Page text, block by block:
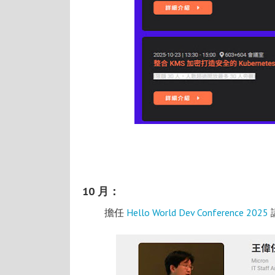
10 月：
擔任 Hello World Dev Conference 2025